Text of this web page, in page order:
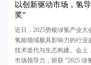
以创新驱动市场，氢
奖”
近日，2025势银绿氢产业大
氢能领域极具影响力的行业
技术迭代与生态构建。会上
市场领导力，斩获 “2025